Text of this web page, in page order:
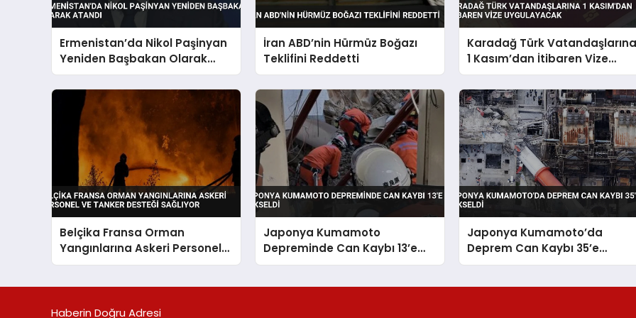
Ermenistan’da Nikol Paşinyan
Yeniden Başbakan Olarak
Atandı
İran ABD’nin Hürmüz Boğazı
Teklifini Reddetti
Karadağ Türk
1 Kasım’dan İtibaren Vize
Uygulayacak
Belçika Fransa Orman
Yangınlarına Askeri Personel
ve Tanker Desteği Sağlıyor
Japonya Kumamoto
Depreminde Can Kaybı 13’e
Yükseldi
Japonya Kumamoto’da
Deprem Can Kaybı 35’e
Yükseldi
Haberin Doğru Adresi